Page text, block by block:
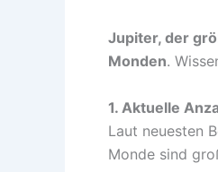
Jupiter, der
Monden.
1. Aktuelle
Laut neuesten
Monde sind